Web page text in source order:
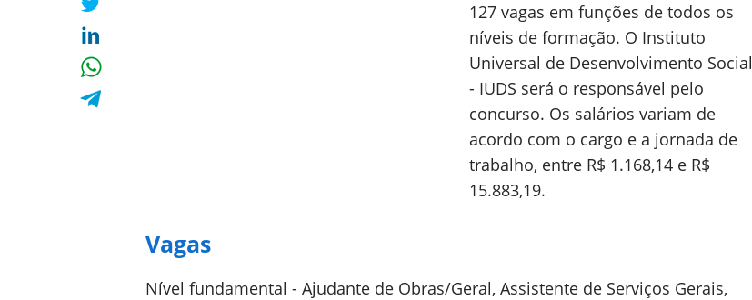
127 vagas em funções de todos os
níveis de formação. O Instituto
Universal de Desenvolvimento Social
- IUDS será o responsável pelo
concurso. Os salários variam de
acordo com o cargo e a jornada de
trabalho, entre R$ 1.168,14 e R$
15.883,19.
Vagas
Nível fundamental - Ajudante de Obras/Geral, Assistente de Serviços Gerais,